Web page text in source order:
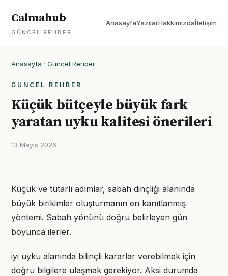
Calmahub
GÜNCEL REHBER
AnasayfaYazılarHakkımızdaİletişim
Anasayfa · Güncel Rehber
GÜNCEL REHBER
Küçük bütçeyle büyük fark
yaratan uyku kalitesi önerileri
13 Mayıs 2026
Küçük ve tutarlı adımlar, sabah dinçliği alanında
büyük birikimler oluşturmanın en kanıtlanmış
yöntemi. Sabah yönünü doğru belirleyen gün
boyunca ilerler.
iyi uyku alanında bilinçli kararlar verebilmek için
doğru bilgilere ulaşmak gerekiyor. Aksi durumda